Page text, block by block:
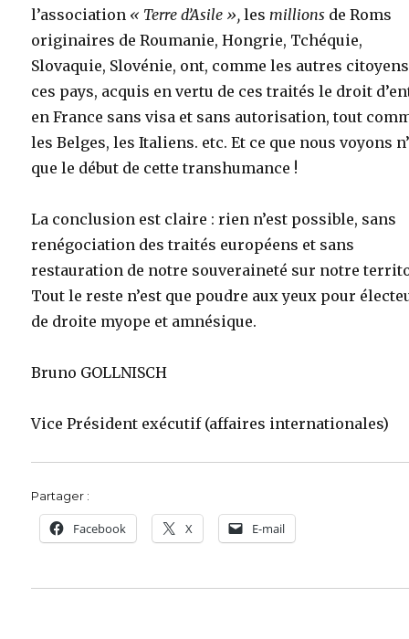
l’association « Terre d’Asile »,lesmillions de Roms
originaires de Roumanie, Hongrie, Tchéquie,
Slovaquie, Slovénie, ont, comme les autres
ces pays, acquis en vertu de ces traités le droit
en France sans visa et sans autorisation, tout
les Belges, les Italiens. etc. Et ce que nous voyons
que le début de cette transhumance !
La conclusion est claire : rien n’est possible, sans
renégociation des traités européens et sans
restauration de notre souveraineté sur notre
Tout le reste n’est que poudre aux yeux pour
de droite myope et amnésique.
Bruno GOLLNISCH
Vice Président exécutif (affaires internationales)
Partager :
Facebook X E-mail